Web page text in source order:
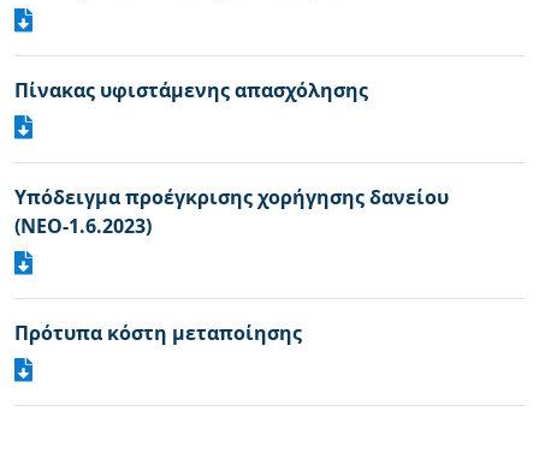
Πίνακας υφιστάμενης απασχόλησης
Υπόδειγμα προέγκρισης χορήγησης δανείου
(ΝΕΟ-1.6.2023)
Πρότυπα κόστη μεταποίησης